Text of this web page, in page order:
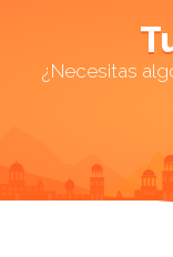
¿Necesitas